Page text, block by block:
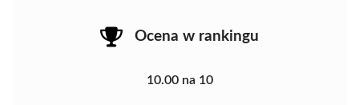
Ocena w rankingu
10.00 na 10